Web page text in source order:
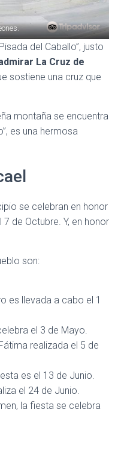
del Caballo”, justo
La Cruz de
sostiene una cruz que
montaña se encuentra
es una hermosa
se celebran en honor
7 de Octubre. Y, en honor
son:
es llevada a cabo el 1
el 3 de Mayo.
realizada el 5 de
es el 13 de Junio.
el 24 de Junio.
la fiesta se celebra